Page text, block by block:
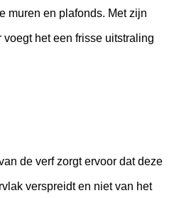
muren en plafonds. Met zijn
het een frisse uitstraling
de verf zorgt ervoor dat deze
verspreidt en niet van het